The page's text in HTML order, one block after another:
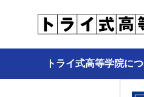
トライ式高等学院に